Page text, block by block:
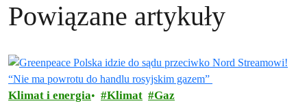
Powiązane artykuły
Klimat i energia Klimat Gaz